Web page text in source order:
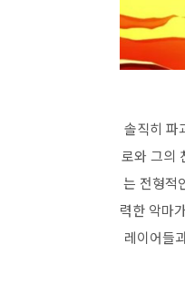
솔직히 파
로와 그의
는 전형적
력한 악마
레이어들